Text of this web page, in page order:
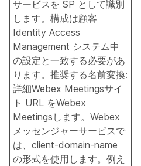
サービスを SP として識別
します。構成は顧客
Identity Access
Management システム中
の設定と一致する必要があ
ります。推奨する名前変換:
詳細Webex Meetingsサイ
ト URL をWebex
Meetingsします。Webex
メッセンジャーサービスで
は、client-domain-name
の形式を使用します。例え